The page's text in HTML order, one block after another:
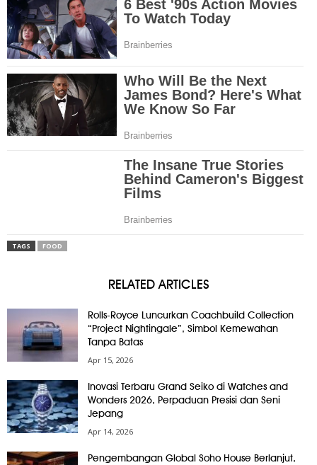
TAGS FOOD
RELATED ARTICLES
Rolls-Royce Luncurkan Coachbuild Collection
“Project Nightingale”, Simbol Kemewahan
Tanpa Batas
Apr 15, 2026
Inovasi Terbaru Grand Seiko di Watches and
Wonders 2026, Perpaduan Presisi dan Seni
Jepang
Apr 14, 2026
Pengembangan Global Soho House Berlanjut,